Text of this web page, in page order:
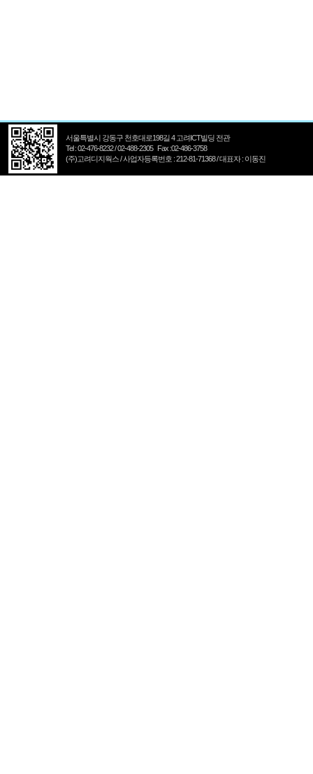
서울특별시 강동구 천호대로198길 4 고려ICT빌딩 전관
Tel : 02-476-8232 / 02-488-2305 Fax :02-486-3758
(주)고려디지웍스 / 사업자등록번호 : 212-81-71368 / 대표자 : 이동진